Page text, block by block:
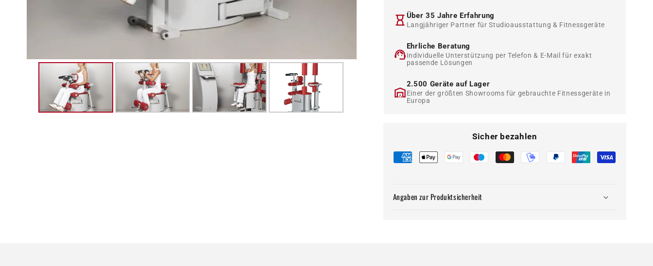
NEU
NEU
Über 35 Jahre Erfahrung
Langjähriger Partner für Studioausstattung & Fitnessgeräte
Ehrliche Beratung
Individuelle Unterstützung per Telefon & E-Mail für exakt
passende Lösungen
2.500 Geräte auf Lager
Einer der größten Showrooms für gebrauchte Fitnessgeräte in
Europa
Sicher bezahlen
Angaben zur Produktsicherheit